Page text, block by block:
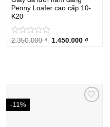
Penny Loafer cao cấp 10-
K20
★
★
★
★
★
2.350.000₫
Giá
1.450.000 ₫Giá
-11%